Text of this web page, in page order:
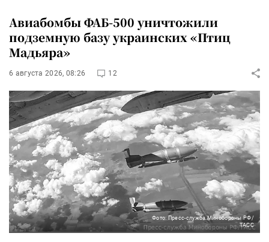
Авиабомбы ФАБ-500 уничтожили
подземную базу украинских «Птиц
Мадьяра»
6 августа 2026, 08:26 12
Фото: Пресс-служба Минобороны РФ/
ТАСС